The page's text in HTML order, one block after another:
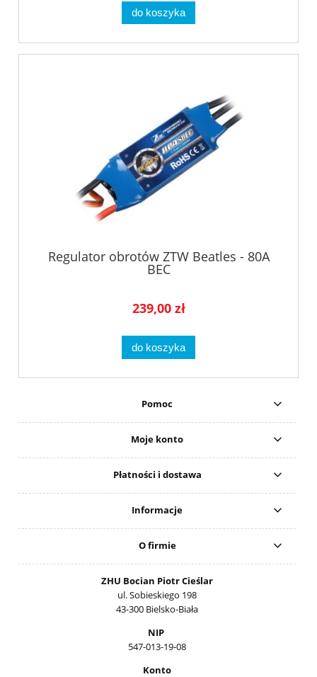
do koszyka
Regulator obrotów ZTW Beatles - 80A
BEC
239,00 zł
do koszyka
Pomoc
Moje konto
Płatności i dostawa
Informacje
O firmie
ZHU Bocian Piotr Cieślar
ul. Sobieskiego 198
43-300 Bielsko-Biała
NIP
547-013-19-08
Konto